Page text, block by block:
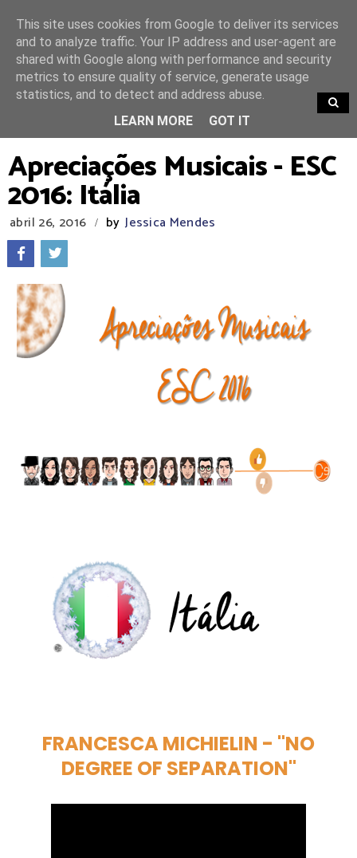
TRENDING
Apreciações Musicais - ESC
2016: Itália
abril 26, 2016 / by Jessica Mendes
FRANCESCA MICHIELIN - "NO
DEGREE OF SEPARATION"
This site uses cookies from Google to deliver its services
and to analyze traffic. Your IP address and user-agent are
shared with Google along with performance and security
metrics to ensure quality of service, generate usage
statistics, and to detect and address abuse.
LEARN MORE
GOT IT